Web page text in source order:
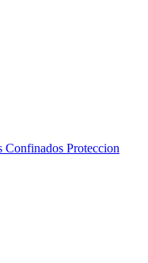
Confinados Proteccion